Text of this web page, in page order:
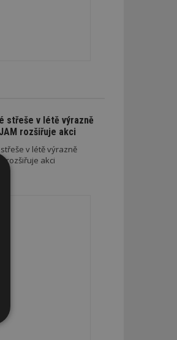
střeše v létě výrazně
rozšiřuje akci
v létě výrazně
rozšiřuje akci